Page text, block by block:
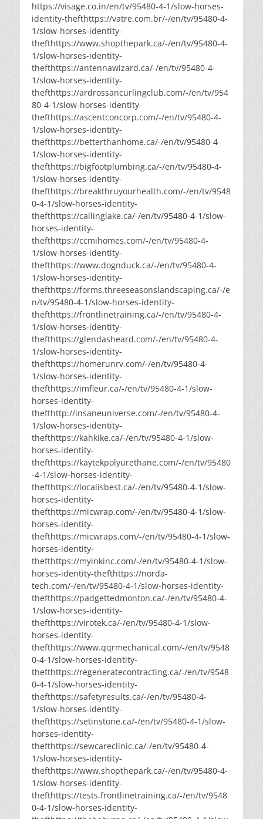
https://visage.co.in/en/tv/95480-4-1/slow-horses-
identity-thefthttps://vatre.com.br/-/en/tv/95480-4-
1/slow-horses-identity-
thefthttps://www.shopthepark.ca/-/en/tv/95480-4-
1/slow-horses-identity-
thefthttps://antennawizard.ca/-/en/tv/95480-4-
1/slow-horses-identity-
thefthttps://ardrossancurlingclub.com/-/en/tv/954
80-4-1/slow-horses-identity-
thefthttps://ascentconcorp.com/-/en/tv/95480-4-
1/slow-horses-identity-
thefthttps://betterthanhome.ca/-/en/tv/95480-4-
1/slow-horses-identity-
thefthttps://bigfootplumbing.ca/-/en/tv/95480-4-
1/slow-horses-identity-
thefthttps://breakthruyourhealth.com/-/en/tv/9548
0-4-1/slow-horses-identity-
thefthttps://callinglake.ca/-/en/tv/95480-4-1/slow-
horses-identity-
thefthttps://ccmihomes.com/-/en/tv/95480-4-
1/slow-horses-identity-
thefthttps://www.dognduck.ca/-/en/tv/95480-4-
1/slow-horses-identity-
thefthttps://forms.threeseasonslandscaping.ca/-/e
n/tv/95480-4-1/slow-horses-identity-
thefthttps://frontlinetraining.ca/-/en/tv/95480-4-
1/slow-horses-identity-
thefthttps://glendasheard.com/-/en/tv/95480-4-
1/slow-horses-identity-
thefthttps://homerunrv.com/-/en/tv/95480-4-
1/slow-horses-identity-
thefthttps://imfleur.ca/-/en/tv/95480-4-1/slow-
horses-identity-
thefthttp://insaneuniverse.com/-/en/tv/95480-4-
1/slow-horses-identity-
thefthttps://kahkike.ca/-/en/tv/95480-4-1/slow-
horses-identity-
thefthttps://kaytekpolyurethane.com/-/en/tv/95480
-4-1/slow-horses-identity-
thefthttps://localisbest.ca/-/en/tv/95480-4-1/slow-
horses-identity-
thefthttps://micwrap.com/-/en/tv/95480-4-1/slow-
horses-identity-
thefthttps://micwraps.com/-/en/tv/95480-4-1/slow-
horses-identity-
thefthttps://myinkinc.com/-/en/tv/95480-4-1/slow-
horses-identity-thefthttps://norda-
tech.com/-/en/tv/95480-4-1/slow-horses-identity-
thefthttps://padgettedmonton.ca/-/en/tv/95480-4-
1/slow-horses-identity-
thefthttps://virotek.ca/-/en/tv/95480-4-1/slow-
horses-identity-
thefthttps://www.qqrmechanical.com/-/en/tv/9548
0-4-1/slow-horses-identity-
thefthttps://regeneratecontracting.ca/-/en/tv/9548
0-4-1/slow-horses-identity-
thefthttps://safetyresults.ca/-/en/tv/95480-4-
1/slow-horses-identity-
thefthttps://setinstone.ca/-/en/tv/95480-4-1/slow-
horses-identity-
thefthttps://sewcareclinic.ca/-/en/tv/95480-4-
1/slow-horses-identity-
thefthttps://www.shopthepark.ca/-/en/tv/95480-4-
1/slow-horses-identity-
thefthttps://tests.frontlinetraining.ca/-/en/tv/9548
0-4-1/slow-horses-identity-